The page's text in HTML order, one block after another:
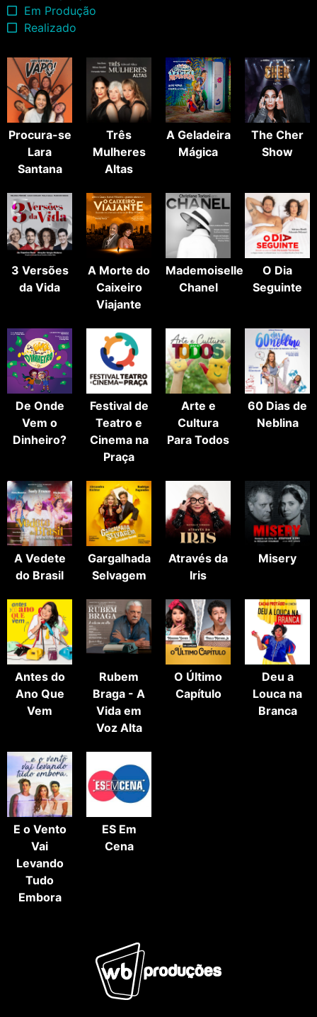
Em Produção
Realizado
Procura-se
Lara
Santana
Três
Mulheres
Altas
A Geladeira
Mágica
The Cher
Show
3 Versões
da Vida
A Morte do
Caixeiro
Viajante
Mademoiselle
Chanel
O Dia
Seguinte
De Onde
Vem o
Dinheiro?
Festival de
Teatro e
Cinema na
Praça
Arte e
Cultura
Para Todos
60 Dias de
Neblina
A Vedete
do Brasil
Gargalhada
Selvagem
Através da
Iris
Misery
Antes do
Ano Que
Vem
Rubem
Braga - A
Vida em
Voz Alta
O Último
Capítulo
Deu a
Louca na
Branca
E o Vento
Vai
Levando
Tudo
Embora
ES Em
Cena